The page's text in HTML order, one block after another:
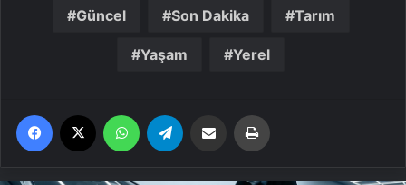
Güncel Son Dakika Tarım
Yaşam Yerel
Facebook WhatsApp Email'den paylaş